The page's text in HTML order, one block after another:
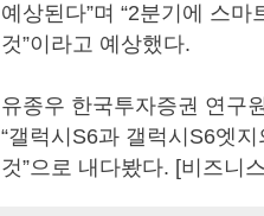
예상된다”며 “2분기에 스
것”이라고 예상했다.
유종우 한국투자증권 연구
“갤럭시S6과 갤럭시S6엣
것”으로 내다봤다. [비즈니